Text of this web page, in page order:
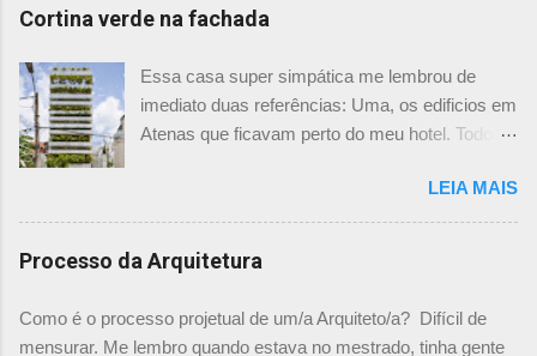
Cortina verde na fachada
Essa casa super simpática me lembrou de
imediato duas referências: Uma, os edificios em
Atenas que ficavam perto do meu hotel. Todos
ficassem tão simpáticos! Mas olhando com
mais foco, me veio a segunda referência. Na
verdade as fachadas da frente e fundos são
como segundas peles, floreiras que criam um
prédio. Justo como a casa do colega Oscar
LEIA MAIS
Processo da Arquitetura
Como é o processo projetual de um/a Arquiteto/a? Difícil de
mensurar. Me lembro quando estava no mestrado, tinha gente